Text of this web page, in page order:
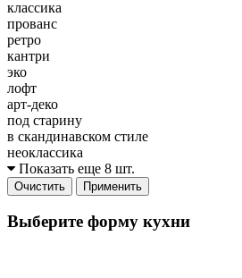
классика
прованс
ретро
кантри
эко
лофт
арт-деко
под старину
в скандинавском стиле
неоклассика
Показать еще 8 шт.
Очистить Применить
Выберите форму кухни